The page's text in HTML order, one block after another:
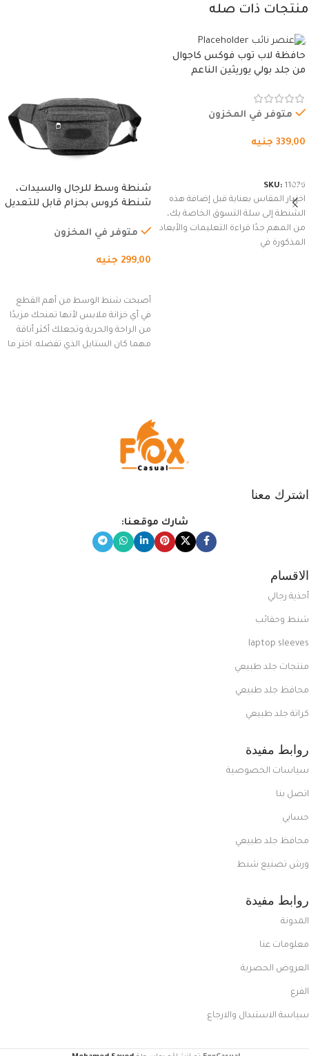
منتجات ذات صله
حافظة لاب توب فوكس كاجوال
من جلد بولي يوريثين الناعم
وسوستة.
متوفر في المخزون
339,00 جنيه
SKU: 11076
اختيار المقاس بعناية قبل إضافة هذه
الشنطة إلى سلة التسوق الخاصة بك،
من المهم جدًا قراءة التعليمات والأبعاد
المذكورة في
شنطة وسط للرجال والسيدات،
شنطة كروس بحزام قابل للتعديل
السفر، الجري العادي، المشي
(رمادي)
متوفر في المخزون
299,00 جنيه
أصبحت شنط الوسط من أهم القطع
في أي خزانة ملابس لأنها تمنحك مزيدًا
من الراحة والحرية وتجعلك أكثر أناقة
مهما كان الستايل الذي تفضله. اختر ما
اشترك معنا
شارك موقعنا:
الاقسام
أحذية رجالي
شنط وحقائب
laptop sleeves
منتجات جلد طبيعي
محافظ جلد طبيعي
كراتة جلد طبيعي
روابط مفيدة
سياسات الخصوصية
اتصل بنا
حسابي
محافظ جلد طبيعي
ورش تصنيع شنط
روابط مفيدة
المدونة
معلومات عنا
العروض الحصرية
الفرع
سياسة الاستبدال والارجاع